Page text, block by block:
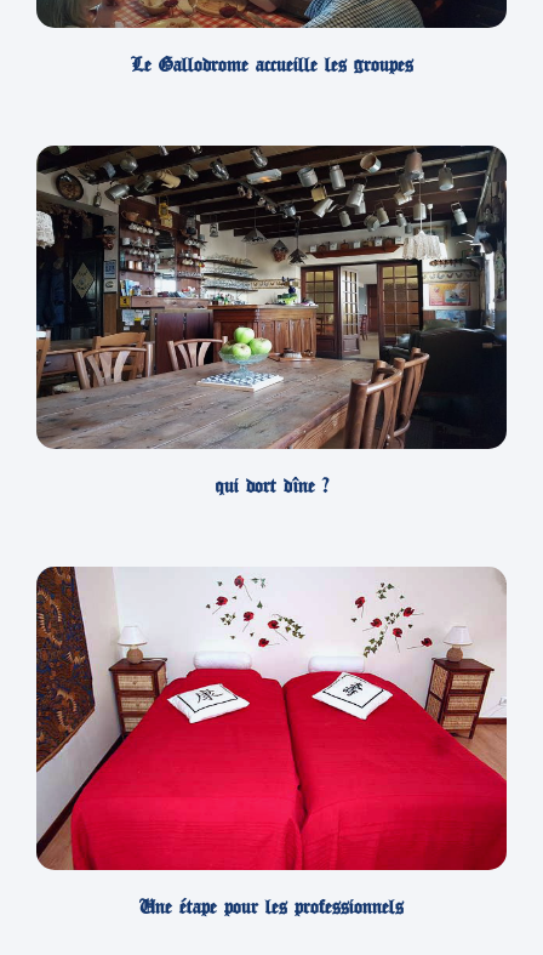
Le Gallodrome accueille les groupes
qui dort dîne ?
Une étape pour les professionnels